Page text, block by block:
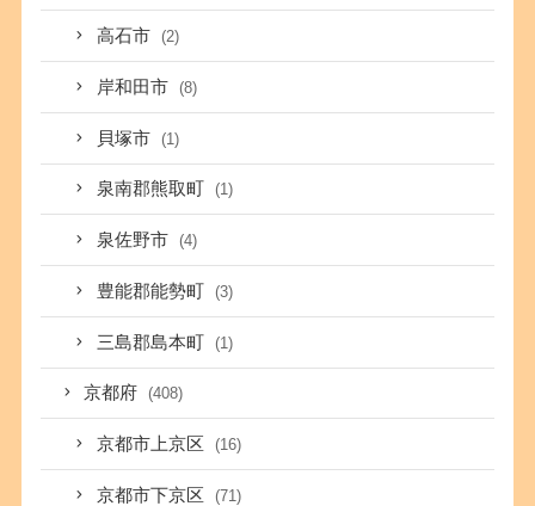
高石市 (2)
岸和田市 (8)
貝塚市 (1)
泉南郡熊取町 (1)
泉佐野市 (4)
豊能郡能勢町 (3)
三島郡島本町 (1)
京都府 (408)
京都市上京区 (16)
京都市下京区 (71)